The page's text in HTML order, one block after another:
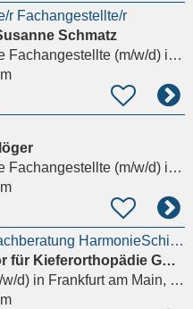
r Fachangestellte/r
Schmatz
Fachangestellte (m/w/d)in Lauterbach (Hessen)
Fachangestellte (m/w/d)in Lauterbach (Hessen)
ZFA (m,w,d) für Fachberatung HarmonieSchiene
Orthos Fachlabor für Kieferorthopädie GmbH & Co. KG
d)in Frankfurt am Main, Nieder-Eschbach